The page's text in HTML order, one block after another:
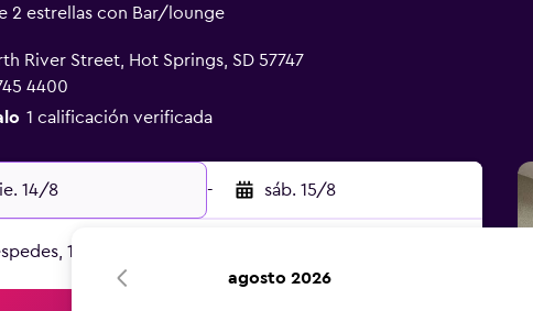
2 estrellas con Bar/lounge
River Street, Hot Springs, SD 57747
4400
1 calificación verificada
14/8 - sáb. 15/8
1 habitación
agosto 2026